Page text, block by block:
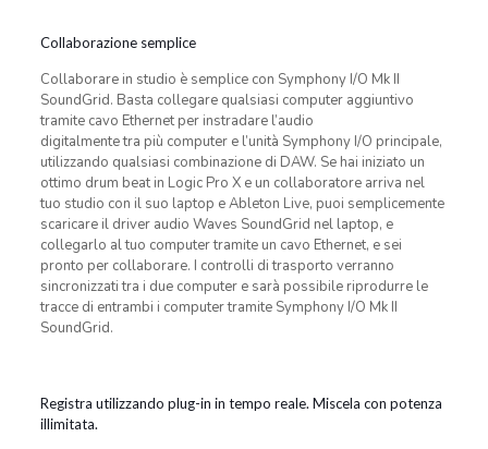
Collaborazione semplice
Collaborare in studio è semplice con Symphony I/O Mk II
SoundGrid. Basta collegare qualsiasi computer aggiuntivo
tramite cavo Ethernet per instradare l’audio
digitalmente tra più computer e l’unità Symphony I/O principale,
utilizzando qualsiasi combinazione di DAW. Se hai iniziato un
ottimo drum beat in Logic Pro X e un collaboratore arriva nel
tuo studio con il suo laptop e Ableton Live, puoi semplicemente
scaricare il driver audio Waves SoundGrid nel laptop, e
collegarlo al tuo computer tramite un cavo Ethernet, e sei
pronto per collaborare. I controlli di trasporto verranno
sincronizzati tra i due computer e sarà possibile riprodurre le
tracce di entrambi i computer tramite Symphony I/O Mk II
SoundGrid.
Registra utilizzando plug-in in tempo reale. Miscela con potenza
illimitata.